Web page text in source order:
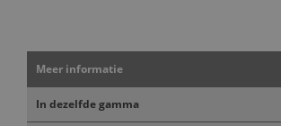
Meer informatie
In dezelfde gamma